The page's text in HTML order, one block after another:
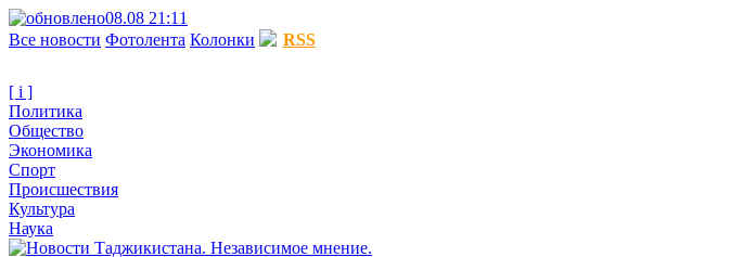
08.08 21:11
Все новости Фотолента Колонки RSS
[ i ]
Политика
Общество
Экономика
Спорт
Происшествия
Культура
Наука